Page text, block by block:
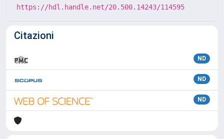
https://hdl.handle.net/20.500.14243/114595
Citazioni
ND
ND
ND